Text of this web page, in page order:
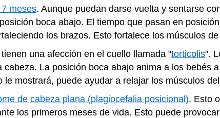
meses. Aunque puedan darse vuelta y sentarse
boca abajo. El tiempo que pasan en
los brazos. Esto fortalece los músculos
una afección en el cuello llamada "torticolis".
cabeza. La posición boca abajo anima a los bebés
le mostrará, puede ayudar a relajar los músculos
de cabeza plana (plagiocefalia posicional). Esto
los primeros meses de vida. Esto puede